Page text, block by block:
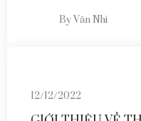
ByVăn Nhi
12/12/2022